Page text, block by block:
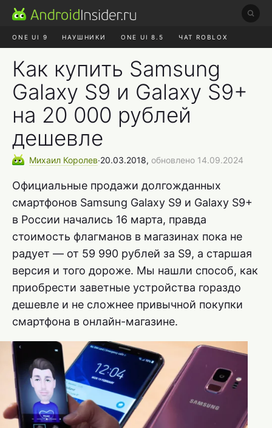
ONE UI 9 НАУШНИКИ ONE UI 8.5 ЧАТ ROBLOX
Как купить Samsung
Galaxy S9 и Galaxy S9+
на 20 000 рублей
дешевле
Михаил Королев∙20.03.2018, обновлено 14.09.2024
Официальные продажи долгожданных
смартфонов Samsung Galaxy S9 и Galaxy S9+
в России начались 16 марта, правда
стоимость флагманов в магазинах пока не
радует — от 59 990 рублей за S9, а старшая
версия и того дороже. Мы нашли способ, как
приобрести заветные устройства гораздо
дешевле и не сложнее привычной покупки
смартфона в онлайн-магазине.